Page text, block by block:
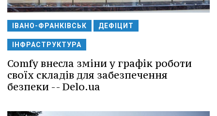
ІВАНО-ФРАНКІВСЬК ДЕФІЦИТ
ІНФРАСТРУКТУРА
Comfy внесла зміни у графік роботи
своїх складів для забезпечення
безпеки -- Delo.ua